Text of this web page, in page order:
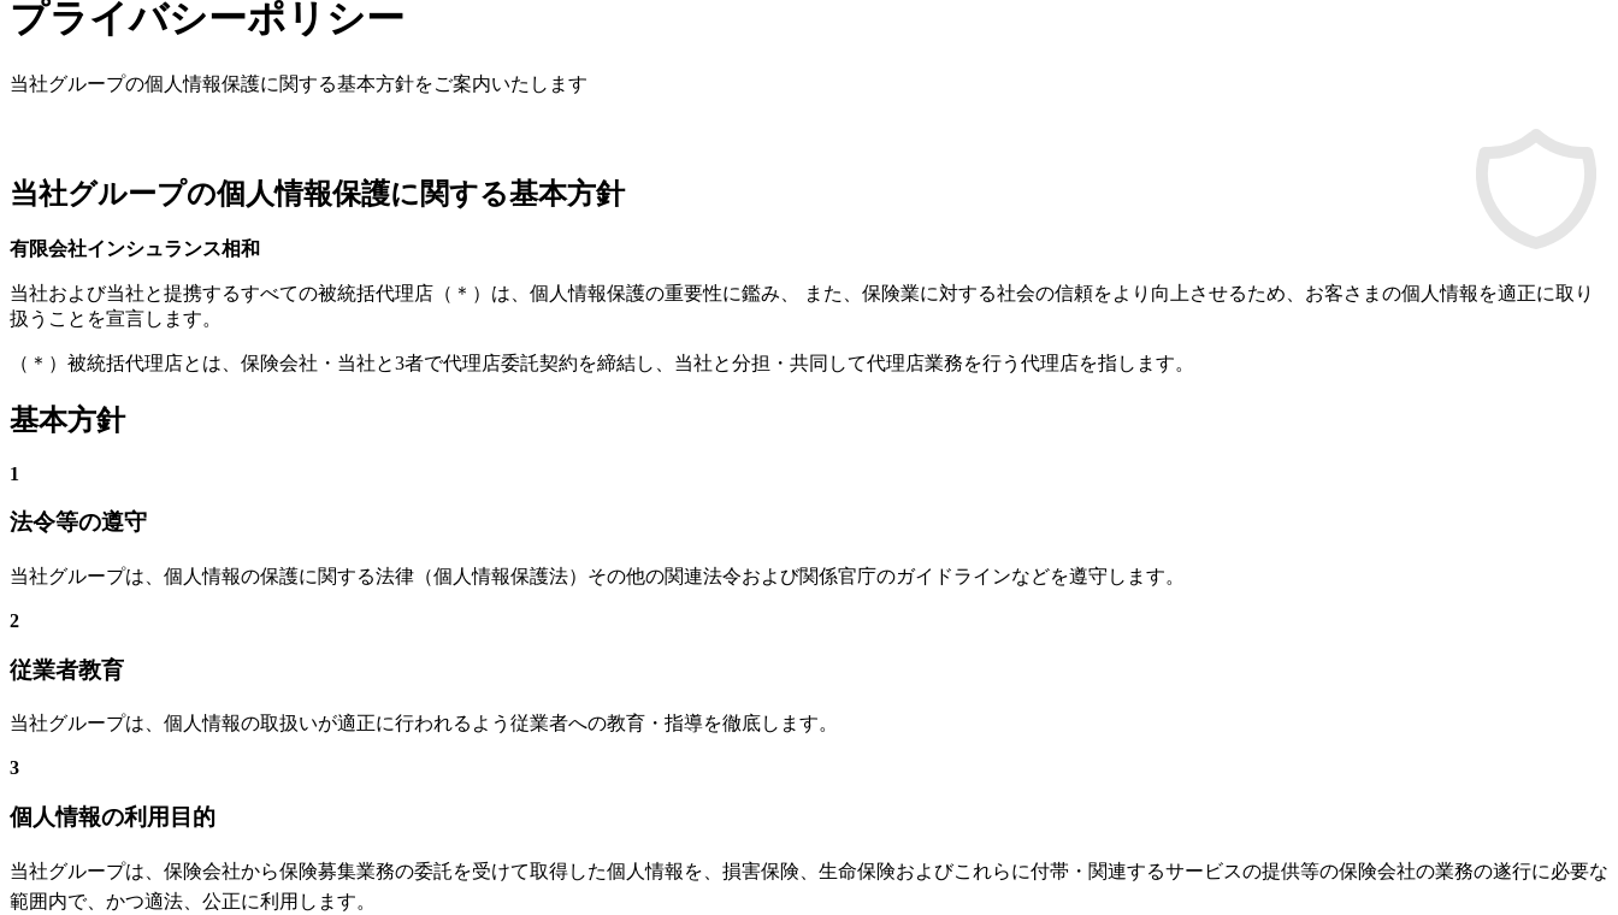
プライバシーポリシー
当社グループの個人情報保護に関する基本方針をご案内いたします
当社グループの個人情報保護に関する基本方針
有限会社インシュランス相和
当社および当社と提携するすべての被統括代理店（＊）は、個人情報保護の重要性に鑑み、 また、保険業に対する社会の信頼をより向上させるため、お客さまの個人情報を適正に取り
扱うことを宣言します。
（＊）被統括代理店とは、保険会社・当社と3者で代理店委託契約を締結し、当社と分担・共同して代理店業務を行う代理店を指します。
基本方針
1
法令等の遵守
当社グループは、個人情報の保護に関する法律（個人情報保護法）その他の関連法令および関係官庁のガイドラインなどを遵守します。
2
従業者教育
当社グループは、個人情報の取扱いが適正に行われるよう従業者への教育・指導を徹底します。
3
個人情報の利用目的
当社グループは、保険会社から保険募集業務の委託を受けて取得した個人情報を、損害保険、生命保険およびこれらに付帯・関連するサービスの提供等の保険会社の業務の遂行に必要な
範囲内で、かつ適法、公正に利用します。